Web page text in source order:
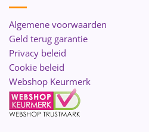
Algemene voorwaarden
Geld terug garantie
Privacy beleid
Cookie beleid
Webshop Keurmerk